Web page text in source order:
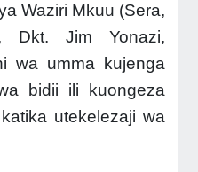
Waziri Mkuu (Sera,
Dkt. Jim Yonazi,
wa umma kujenga
bidii ili kuongeza
utekelezaji wa